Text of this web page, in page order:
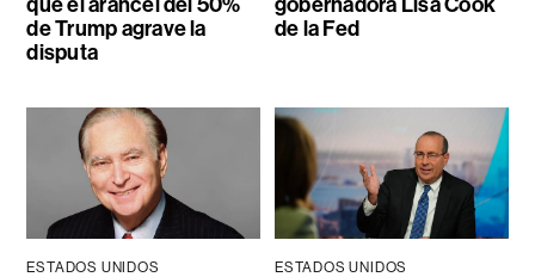
de Trump agrave la
disputa
de la Fed
ESTADOS UNIDOS ESTADOS UNIDOS